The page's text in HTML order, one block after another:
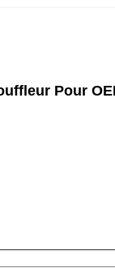
Pour